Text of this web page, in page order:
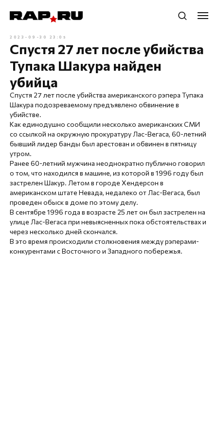
2023-09-30 23:05
Спустя 27 лет после убийства
Тупака Шакура найден
убийца
Спустя 27 лет после убийства американского рэпера Тупака
Шакура подозреваемому предъявлено обвинение в
убийстве.
Как единодушно сообщили несколько американских СМИ
со ссылкой на окружную прокуратуру Лас-Вегаса, 60-летний
бывший лидер банды был арестован и обвинен в пятницу
утром.
Ранее 60-летний мужчина неоднократно публично говорил
о том, что находился в машине, из которой в 1996 году был
застрелен Шакур. Летом в городе Хендерсон в
американском штате Невада, недалеко от Лас-Вегаса, был
проведен обыск в доме по этому делу.
В сентябре 1996 года в возрасте 25 лет он был застрелен на
улице Лас-Вегаса при невыясненных пока обстоятельствах и
через несколько дней скончался.
В это время происходили столкновения между рэперами-
конкурентами с Восточного и Западного побережья.